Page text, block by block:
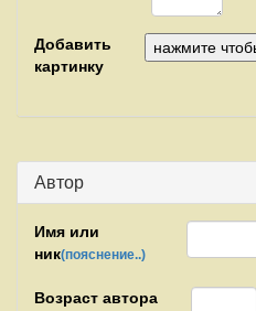
Добавить
картинку
Автор
Имя или
ник(пояснение..)
Возраст автора